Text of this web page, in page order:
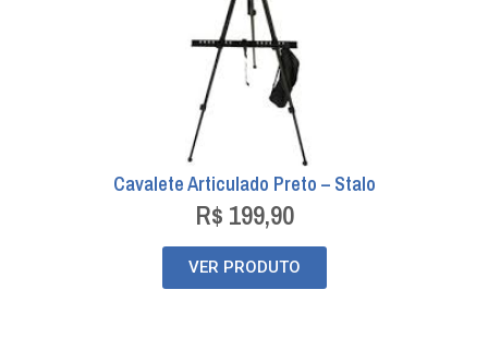
Cavalete Articulado Preto – Stalo
R$ 199,90
VER PRODUTO